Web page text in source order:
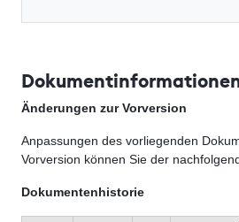
Änderungen zur Vorversion
Anpassungen des vorliegenden
Vorversion können Sie der
Dokumentenhistorie